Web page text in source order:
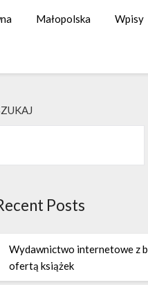
Małopolska Wpisy
Posts
Wydawnictwo internetowe z
ofertą książek